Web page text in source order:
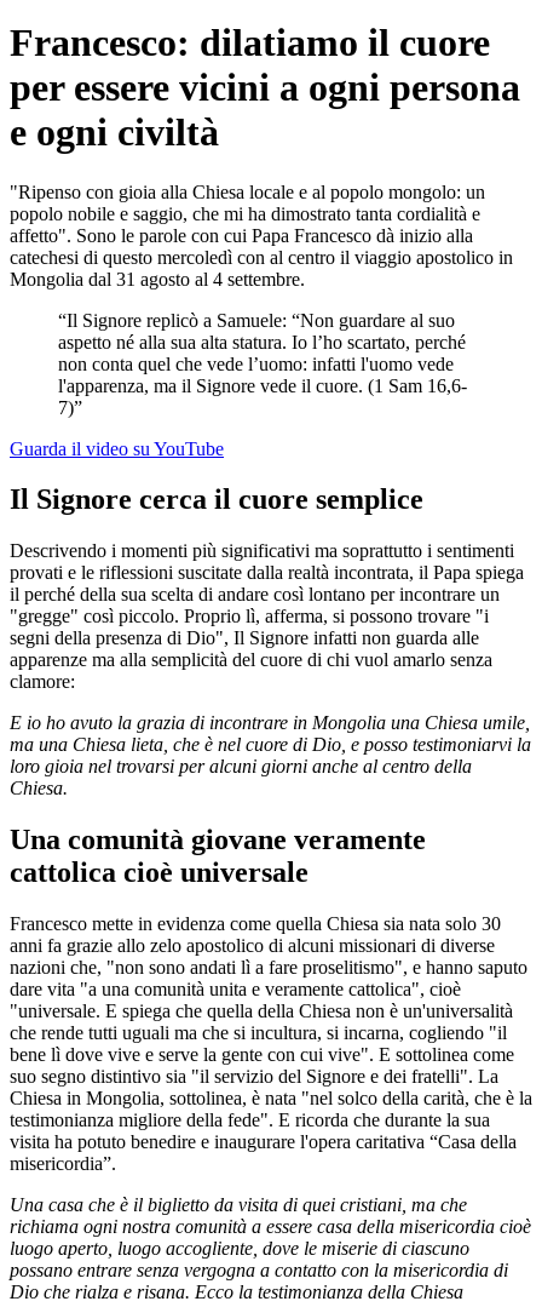
Francesco: dilatiamo il cuore
per essere vicini a ogni persona
e ogni civiltà
"Ripenso con gioia alla Chiesa locale e al popolo mongolo: un
popolo nobile e saggio, che mi ha dimostrato tanta cordialità e
affetto". Sono le parole con cui Papa Francesco dà inizio alla
catechesi di questo mercoledì con al centro il viaggio apostolico in
Mongolia dal 31 agosto al 4 settembre.
“Il Signore replicò a Samuele: “Non guardare al suo
aspetto né alla sua alta statura. Io l’ho scartato, perché
non conta quel che vede l’uomo: infatti l'uomo vede
l'apparenza, ma il Signore vede il cuore. (1 Sam 16,6-
7)”
Guarda il video su YouTube
Il Signore cerca il cuore semplice
Descrivendo i momenti più significativi ma soprattutto i sentimenti
provati e le riflessioni suscitate dalla realtà incontrata, il Papa spiega
il perché della sua scelta di andare così lontano per incontrare un
"gregge" così piccolo. Proprio lì, afferma, si possono trovare "i
segni della presenza di Dio", Il Signore infatti non guarda alle
apparenze ma alla semplicità del cuore di chi vuol amarlo senza
clamore:
E io ho avuto la grazia di incontrare in Mongolia una Chiesa umile,
ma una Chiesa lieta, che è nel cuore di Dio, e posso testimoniarvi la
loro gioia nel trovarsi per alcuni giorni anche al centro della
Chiesa.
Una comunità giovane veramente
cattolica cioè universale
Francesco mette in evidenza come quella Chiesa sia nata solo 30
anni fa grazie allo zelo apostolico di alcuni missionari di diverse
nazioni che, "non sono andati lì a fare proselitismo", e hanno saputo
dare vita "a una comunità unita e veramente cattolica", cioè
"universale. E spiega che quella della Chiesa non è un'universalità
che rende tutti uguali ma che si incultura, si incarna, cogliendo "il
bene lì dove vive e serve la gente con cui vive". E sottolinea come
suo segno distintivo sia "il servizio del Signore e dei fratelli". La
Chiesa in Mongolia, sottolinea, è nata "nel solco della carità, che è la
testimonianza migliore della fede". E ricorda che durante la sua
visita ha potuto benedire e inaugurare l'opera caritativa “Casa della
misericordia”.
Una casa che è il biglietto da visita di quei cristiani, ma che
richiama ogni nostra comunità a essere casa della misericordia cioè
luogo aperto, luogo accogliente, dove le miserie di ciascuno
possano entrare senza vergogna a contatto con la misericordia di
Dio che rialza e risana. Ecco la testimonianza della Chiesa